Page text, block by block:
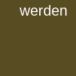
werden